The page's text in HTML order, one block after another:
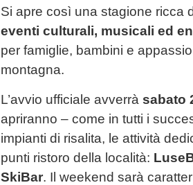
Si apre così una stagione ricca
eventi culturali, musicali ed
per famiglie, bambini e
montagna.
L’avvio ufficiale avverrà sabato
apriranno – come in tutti i
impianti di risalita, le attività
punti ristoro della località:
SkiBar. Il weekend sarà